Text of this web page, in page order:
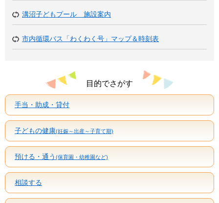
溝沼子どもプール 施設案内
市内循環バス「わくわく号」マップ＆時刻表
目的でさがす
手当・助成・貸付
子どもの健康(妊娠～出産～子育て期)
預ける・通う (保育園・幼稚園など)
相談する